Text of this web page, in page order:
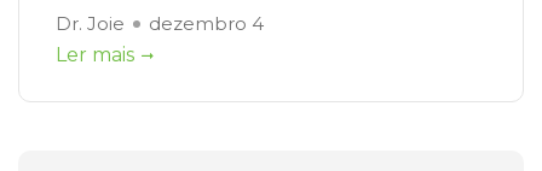
Dr. Joie
dezembro 4
Ler mais